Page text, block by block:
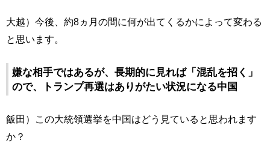
大越）今後、約8ヵ月の間に何が出てくるかによって変わる
と思います。
嫌な相手ではあるが、長期的に見れば「混乱を招く」
ので、トランプ再選はありがたい状況になる中国
飯田）この大統領選挙を中国はどう見ていると思われます
か？